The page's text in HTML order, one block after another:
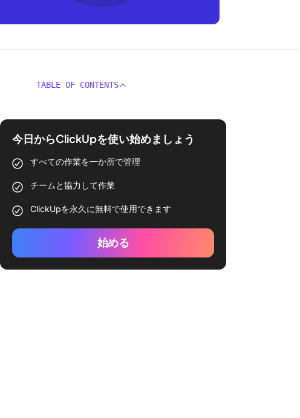
TABLE OF CONTENTS
今日からClickUpを使い始めましょう
すべての作業を一か所で管理
チームと協力して作業
ClickUpを永久に無料で使用できます
始める